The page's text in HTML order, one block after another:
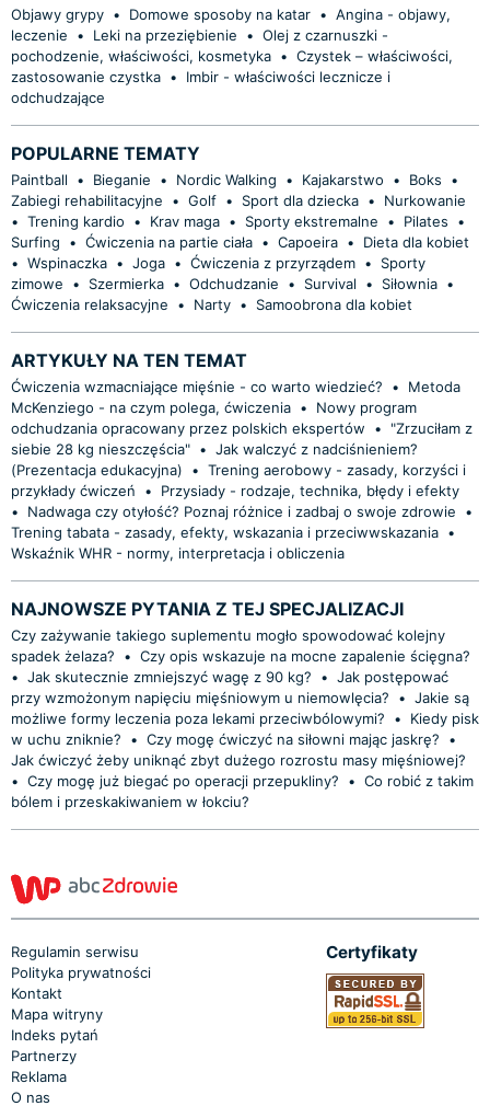
Objawy grypy • Domowe sposoby na katar • Angina - objawy,
leczenie
• Leki na przeziębienie • Olej z czarnuszki -
pochodzenie, właściwości, kosmetyka • Czystek – właściwości,
zastosowanie czystka •
Imbir - właściwości lecznicze i
odchudzające
POPULARNE TEMATY
Paintball • Bieganie • Nordic Walking • Kajakarstwo • Boks
•
Zabiegi rehabilitacyjne
• Golf • Sport dla dziecka •
Nurkowanie
• Trening kardio • Krav maga • Sporty ekstremalne • Pilates
•
Surfing
• Ćwiczenia na partie ciała • Capoeira •
Dieta dla kobiet
• Wspinaczka • Joga • Ćwiczenia z przyrządem •
Sporty
zimowe
• Szermierka • Odchudzanie • Survival • Siłownia •
Ćwiczenia relaksacyjne
• Narty • Samoobrona dla kobiet
ARTYKUŁY NA TEN TEMAT
Ćwiczenia wzmacniające mięśnie - co warto wiedzieć? •
Metoda
McKenziego - na czym polega, ćwiczenia •
Nowy program
odchudzania opracowany przez polskich ekspertów
•
"Zrzuciłam z
siebie 28 kg nieszczęścia" • Jak walczyć z nadciśnieniem?
(Prezentacja edukacyjna)
• Trening aerobowy - zasady, korzyści i
przykłady ćwiczeń
•
Przysiady - rodzaje, technika, błędy i efekty
•
Nadwaga czy otyłość? Poznaj różnice i zadbaj o swoje zdrowie
•
Trening tabata - zasady, efekty, wskazania i przeciwwskazania •
Wskaźnik WHR - normy, interpretacja i obliczenia
NAJNOWSZE PYTANIA Z TEJ SPECJALIZACJI
Czy zażywanie takiego suplementu mogło spowodować kolejny
spadek żelaza?
• Czy opis wskazuje na mocne zapalenie ścięgna?
• Jak skutecznie zmniejszyć wagę z 90 kg? • Jak postępować
przy wzmożonym napięciu mięśniowym u niemowlęcia?
• Jakie są
możliwe formy leczenia poza lekami przeciwbólowymi?
•
Kiedy pisk
w uchu zniknie?
• Czy mogę ćwiczyć na siłowni mając jaskrę?
•
Jak ćwiczyć żeby uniknąć zbyt dużego rozrostu masy mięśniowej?
• Czy mogę już biegać po operacji przepukliny? • Co robić z takim
bólem i przeskakiwaniem w łokciu?
Regulamin serwisu
Polityka prywatności
Kontakt
Mapa witryny
Indeks pytań
Partnerzy
Reklama
O nas
Certyfikaty